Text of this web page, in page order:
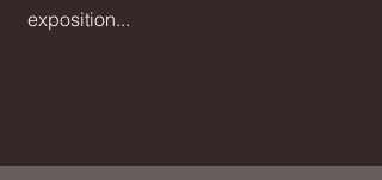
exposition...